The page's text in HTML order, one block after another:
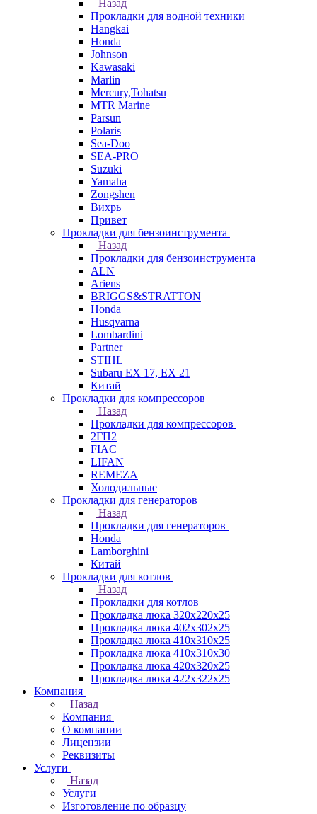
Назад
Прокладки для водной техники
Hangkai
Honda
Johnson
Kawasaki
Marlin
Mercury,Tohatsu
MTR Marine
Parsun
Polaris
Sea-Doo
SEA-PRO
Suzuki
Yamaha
Zongshen
Вихрь
Привет
Прокладки для бензоинструмента
Назад
Прокладки для бензоинструмента
ALN
Ariens
BRIGGS&STRATTON
Honda
Husqvarna
Lombardini
Partner
STIHL
Subaru EX 17, EX 21
Китай
Прокладки для компрессоров
Назад
Прокладки для компрессоров
2ГП2
FIAC
LIFAN
REMEZA
Холодильные
Прокладки для генераторов
Назад
Прокладки для генераторов
Honda
Lamborghini
Китай
Прокладки для котлов
Назад
Прокладки для котлов
Прокладка люка 320x220x25
Прокладка люка 402x302x25
Прокладка люка 410x310x25
Прокладка люка 410х310х30
Прокладка люка 420x320x25
Прокладка люка 422x322x25
Компания
Назад
Компания
О компании
Лицензии
Реквизиты
Услуги
Назад
Услуги
Изготовление по образцу